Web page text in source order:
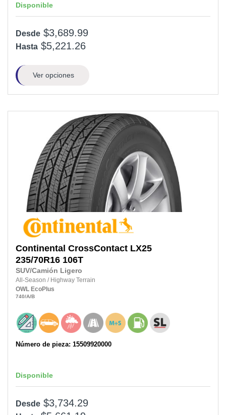
Disponible
Desde $3,689.99
Hasta $5,221.26
Ver opciones
Continental CrossContact LX25
235/70R16 106T
SUV/Camión Ligero
All-Season / Highway Terrain
OWL EcoPlus
740/A/B
Número de pieza: 15509920000
Disponible
Desde $3,734.29